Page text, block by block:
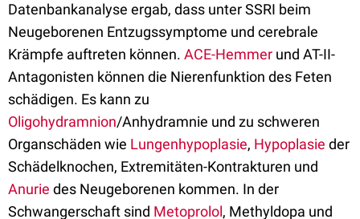
Datenbankanalyse ergab, dass unter SSRI beim
Neugeborenen Entzugssymptome und cerebrale
Krämpfe auftreten können. ACE-Hemmer und AT-II-
Antagonisten können die Nierenfunktion des Feten
schädigen. Es kann zu
Oligohydramnion/Anhydramnie und zu schweren
Organschäden wie Lungenhypoplasie, Hypoplasie der
Schädelknochen, Extremitäten-Kontrakturen und
Anurie des Neugeborenen kommen. In der
Schwangerschaft sind Metoprolol, Methyldopa und